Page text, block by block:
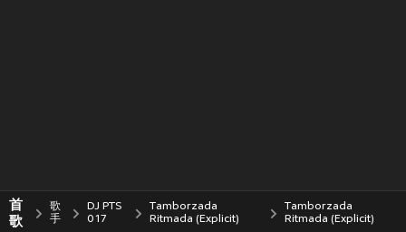
首
歌
歌
手
DJ PTS
017
Tamborzada
Ritmada (Explicit)
Tamborzada
Ritmada (Explicit)